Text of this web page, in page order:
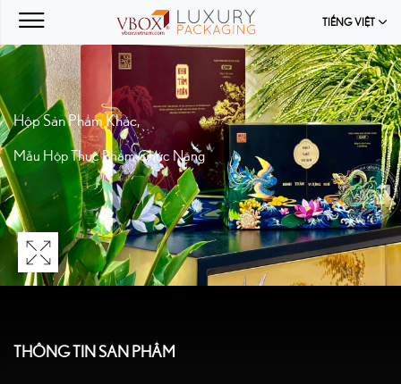
TIẾNG VIỆT
Hộp Sản Phẩm Khác,
Mẫu Hộp Thực Phẩm Chức Năng
THÔNG TIN SẢN PHẨM